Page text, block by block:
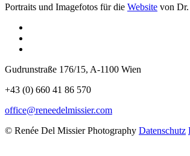
Portraits und Imagefotos für die Website von Dr.
Gudrunstraße 176/15, A-1100 Wien
+43 (0) 660 41 86 570
office@reneedelmissier.com
© Renée Del Missier Photography Datenschutz